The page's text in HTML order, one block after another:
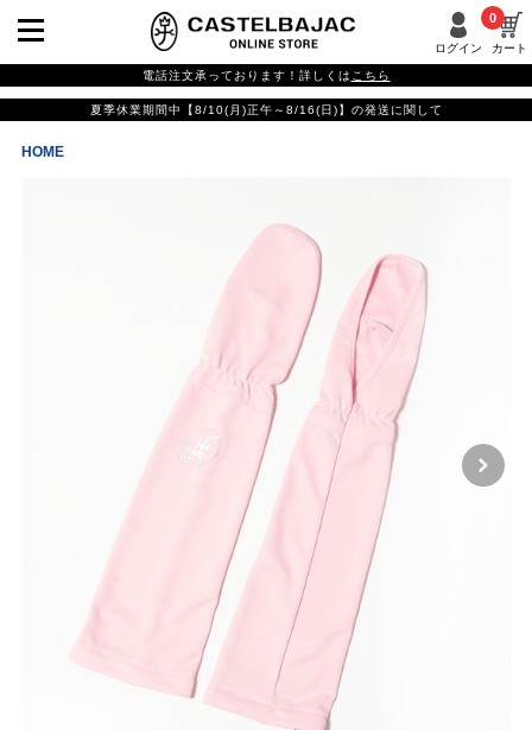
ログイン カート
0
電話注文承っております！詳しくは こちら
夏季休業期間中【8/10(月)正午～8/16(日)】の発送に関して
HOME